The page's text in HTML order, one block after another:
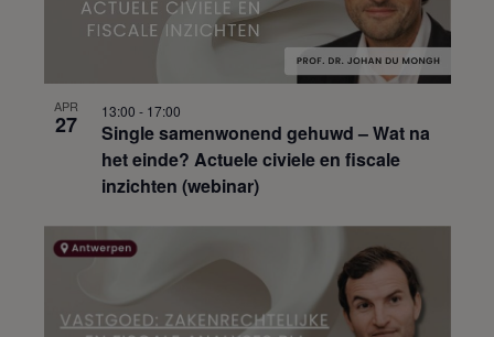
APR
27
Single samenwonend gehuwd – Wat na
het einde? Actuele civiele en fiscale
inzichten (webinar)
13:00 - 17:00